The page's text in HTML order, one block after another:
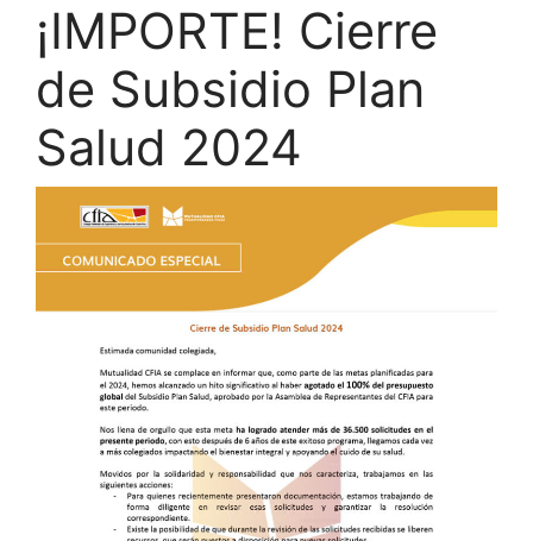
¡IMPORTE! Cierre
de Subsidio Plan
Salud 2024